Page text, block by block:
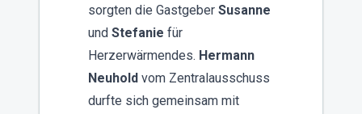
sorgten die Gastgeber Susanne
und Stefanie für
Herzerwärmendes. Hermann
Neuhold vom Zentralausschuss
durfte sich gemeinsam mit